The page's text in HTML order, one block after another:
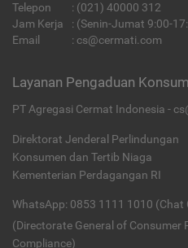
Telepon : (021) 40000 312
Jam Kerja
: (Senin-Jumat 9:00-
Email
: cs@cermati.com
Layanan Pengaduan
PT Agregasi Cermat Indonesia -
Direktorat Jenderal Perlindungan
Konsumen dan Tertib Niaga
Kementerian Perdagangan RI
WhatsApp: 0853 1111 1010 (Chat
(Directorate General of Consumer
Compliance)